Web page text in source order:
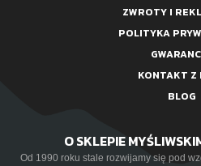
ZWROTY I
POLITYKA
KONTAKT Z
BLOG
O SKLEPIE
Od 1990 roku stale rozwijamy się pod